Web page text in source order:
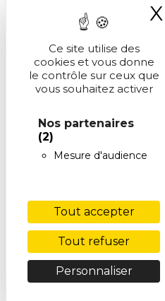
Ce site utilise des
cookies et vous donne
le contrôle sur ceux que
vous souhaitez activer
Nos partenaires
(2)
Mesure d'audience
Tout accepter
Tout refuser
Personnaliser
X